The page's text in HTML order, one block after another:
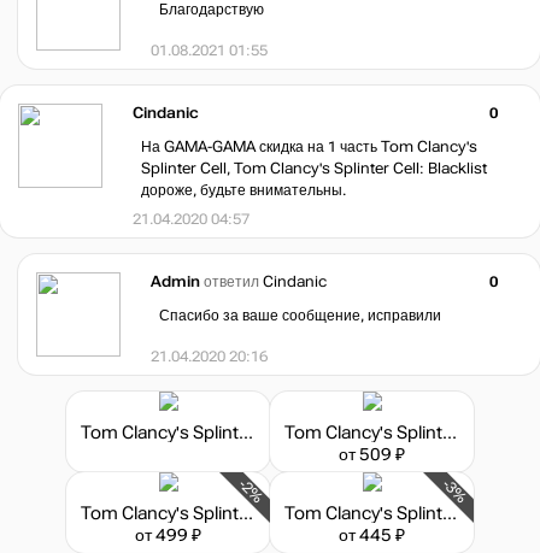
Благодарствую
01.08.2021 01:55
Cindanic
0
На GAMA-GAMA скидка на 1 часть Tom Clancy's
Splinter Cell, Tom Clancy's Splinter Cell: Blacklist
дороже, будьте внимательны.
21.04.2020 04:57
Admin ответил Cindanic
0
Спасибо за ваше сообщение, исправили
21.04.2020 20:16
Tom Clancy's Splinter Cell: Blacklist - Deluxe Edition
Tom Clancy's Splinter Cell Conviction - Deluxe Edition
от 509 ₽
-2%
Tom Clancy's Splinter Cell
от 499 ₽
-3%
Tom Clancy's Splinter Cell: Double Agent
от 445 ₽